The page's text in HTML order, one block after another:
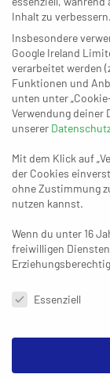
Inhalt zu verbessern.
Insbesondere
Google Ireland
verarbeitet werden
Funktionen und
unten unter
Verwendung deiner
unserer
Mit dem Klick auf
der Cookies
ohne Zustimmung
nutzen kannst.
Wenn du unter 16
freiwilligen
Essenziell